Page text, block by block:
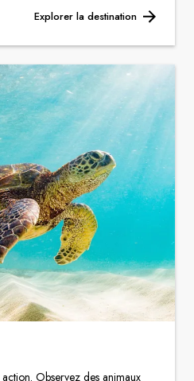
Explorer la destination
Observez des animaux